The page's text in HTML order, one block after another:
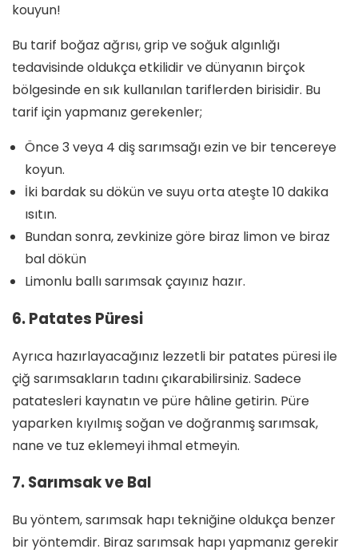
kouyun!
Bu tarif boğaz ağrısı, grip ve soğuk algınlığı
tedavisinde oldukça etkilidir ve dünyanın birçok
bölgesinde en sık kullanılan tariflerden birisidir. Bu
tarif için yapmanız gerekenler;
Önce 3 veya 4 diş sarımsağı ezin ve bir tencereye
koyun.
İki bardak su dökün ve suyu orta ateşte 10 dakika
ısıtın.
Bundan sonra, zevkinize göre biraz limon ve biraz
bal dökün
Limonlu ballı sarımsak çayınız hazır.
6. Patates Püresi
Ayrıca hazırlayacağınız lezzetli bir patates püresi ile
çiğ sarımsakların tadını çıkarabilirsiniz. Sadece
patatesleri kaynatın ve püre hâline getirin. Püre
yaparken kıyılmış soğan ve doğranmış sarımsak,
nane ve tuz eklemeyi ihmal etmeyin.
7. Sarımsak ve Bal
Bu yöntem, sarımsak hapı tekniğine oldukça benzer
bir yöntemdir. Biraz sarımsak hapı yapmanız gerekir